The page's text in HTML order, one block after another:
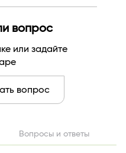
вопрос
или задайте
вопрос
Вопросы и ответы